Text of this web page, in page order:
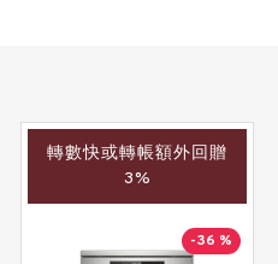
轉數快或轉帳額外回贈
3%
-36 %